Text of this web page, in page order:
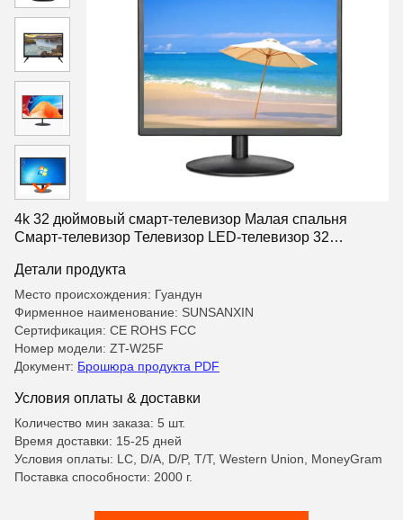
4k 32 дюймовый смарт-телевизор Малая спальня
Смарт-телевизор Телевизор LED-телевизор 32
Детали продукта
Место происхождения: Гуандун
Фирменное наименование: SUNSANXIN
Сертификация: CE ROHS FCC
Номер модели: ZT-W25F
Документ: Брошюра продукта PDF
Условия оплаты & доставки
Количество мин заказа: 5 шт.
Время доставки: 15-25 дней
Условия оплаты: LC, D/A, D/P, T/T, Western Union, MoneyGram
Поставка способности: 2000 г.